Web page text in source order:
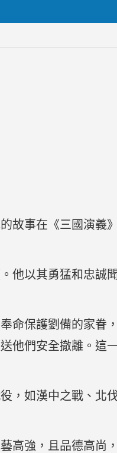
故事在《三國演義
他以其勇猛和忠誠
命保護劉備的家眷
他們安全撤離。這
，如漢中之戰、北
高強，且品德高尚